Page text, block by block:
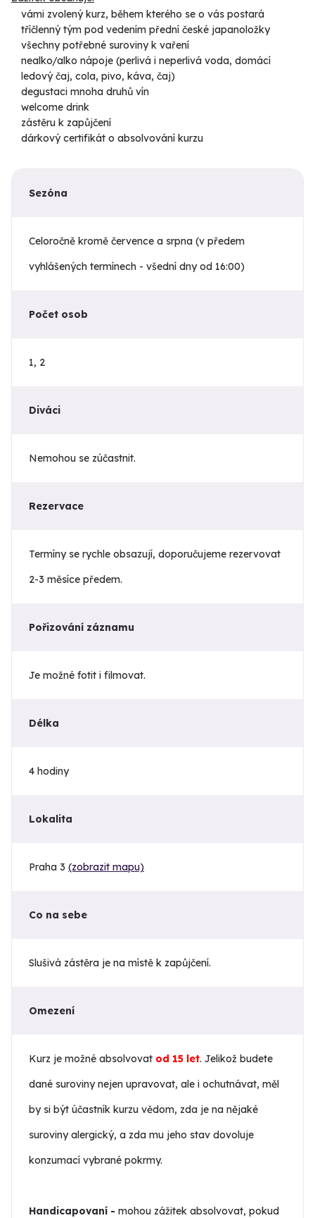
vámi zvolený kurz, během kterého se o vás postará
tříčlenný tým pod vedením přední české japanoložky
všechny potřebné suroviny k vaření
nealko/alko nápoje (perlivá i neperlivá voda, domácí
ledový čaj, cola, pivo, káva, čaj)
degustaci mnoha druhů vín
welcome drink
zástěru k zapůjčení
dárkový certifikát o absolvování kurzu
Sezóna
Celoročně kromě července a srpna (v předem
vyhlášených termínech - všední dny od 16:00)
Počet osob
1, 2
Diváci
Nemohou se zúčastnit.
Rezervace
Termíny se rychle obsazují, doporučujeme rezervovat
2-3 měsíce předem.
Pořizování záznamu
Je možné fotit i filmovat.
Délka
4 hodiny
Lokalita
Praha 3 (zobrazit mapu)
Co na sebe
Slušivá zástěra je na místě k zapůjčení.
Omezení
Kurz je možné absolvovat od 15 let. Jelikož budete
dané suroviny nejen upravovat, ale i ochutnávat, měl
by si být účastník kurzu vědom, zda je na nějaké
suroviny alergický, a zda mu jeho stav dovoluje
konzumací vybrané pokrmy.
Handicapovaní - mohou zážitek absolvovat, pokud